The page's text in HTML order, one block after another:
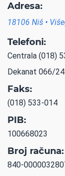
Adresa:
18106 Niš •
Telefoni:
Centrala (018)
Dekanat 066/
Faks:
(018) 533-014
PIB:
100668023
Broj računa:
840-